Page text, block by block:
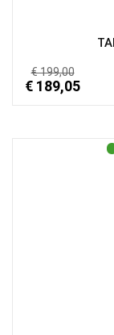
€ 199,00
€ 189,05